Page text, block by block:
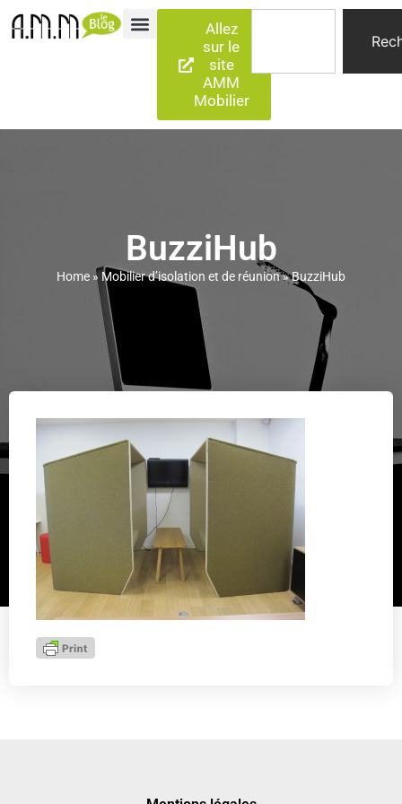
Allez
sur le
site
AMM
Mobilier
BuzziHub
Home » Mobilier d’isolation et de réunion»BuzziHub